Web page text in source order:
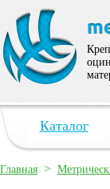
Каталог
Главная >